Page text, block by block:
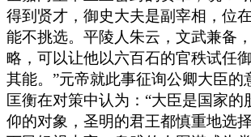
得到贤才，御史大夫是副宰相，位
能不挑选。平陵人朱云，文武兼备
略，可以让他以六百石的官秩试任
其能。”元帝就此事征询公卿大臣的
匡衡在对策中认为：“大臣是国家的
仰的对象，圣明的君王都慎重地选